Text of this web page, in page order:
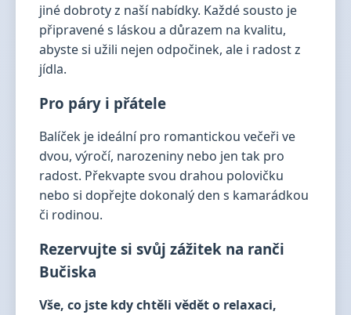
jiné dobroty z naší nabídky. Každé sousto je
připravené s láskou a důrazem na kvalitu,
abyste si užili nejen odpočinek, ale i radost z
jídla.
Pro páry i přátele
Balíček je ideální pro romantickou večeři ve
dvou, výročí, narozeniny nebo jen tak pro
radost. Překvapte svou drahou polovičku
nebo si dopřejte dokonalý den s kamarádkou
či rodinou.
Rezervujte si svůj zážitek na ranči
Bučiska
Vše, co jste kdy chtěli vědět o relaxaci,